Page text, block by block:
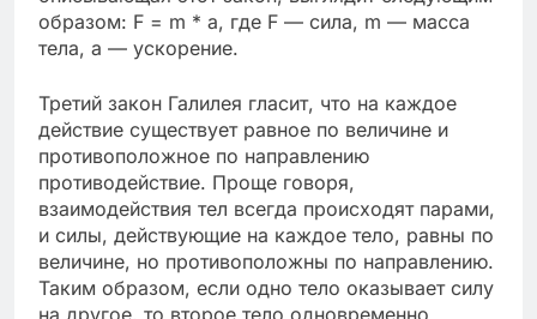
образом: F = m * a, где F — сила, m — масса
тела, a — ускорение.
Третий закон Галилея гласит, что на каждое
действие существует равное по величине и
противоположное по направлению
противодействие. Проще говоря,
взаимодействия тел всегда происходят парами,
и силы, действующие на каждое тело, равны по
величине, но противоположны по направлению.
Таким образом, если одно тело оказывает силу
на другое, то второе тело одновременно